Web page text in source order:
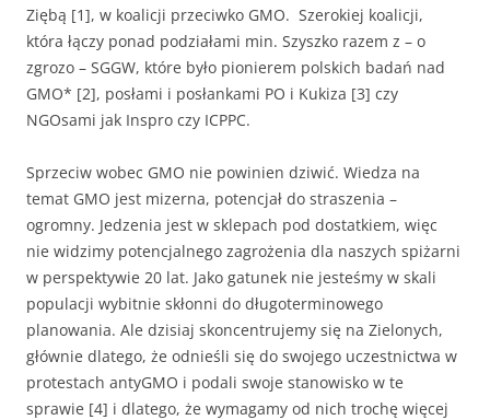
Ziębą [1], w koalicji przeciwko GMO. Szerokiej koalicji,
która łączy ponad podziałami min. Szyszko razem z – o
zgrozo – SGGW, które było pionierem polskich badań nad
GMO* [2], posłami i posłankami PO i Kukiza [3] czy
NGOsami jak Inspro czy ICPPC.
Sprzeciw wobec GMO nie powinien dziwić. Wiedza na
temat GMO jest mizerna, potencjał do straszenia –
ogromny. Jedzenia jest w sklepach pod dostatkiem, więc
nie widzimy potencjalnego zagrożenia dla naszych spiżarni
w perspektywie 20 lat. Jako gatunek nie jesteśmy w skali
populacji wybitnie skłonni do długoterminowego
planowania. Ale dzisiaj skoncentrujemy się na Zielonych,
głównie dlatego, że odnieśli się do swojego uczestnictwa w
protestach antyGMO i podali swoje stanowisko w te
sprawie [4] i dlatego, że wymagamy od nich trochę więcej